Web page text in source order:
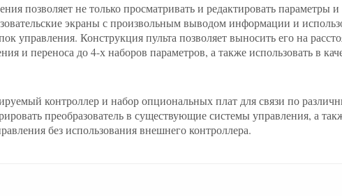
позволяет не только просматривать и редактировать параметры
экраны с произвольным выводом информации и
управления. Конструкция пульта позволяет выносить его на
и переноса до 4-х наборов параметров, а также использовать в
контроллер и набор опциональных плат для связи по
преобразователь в существующие системы управления, а
без использования внешнего контроллера.